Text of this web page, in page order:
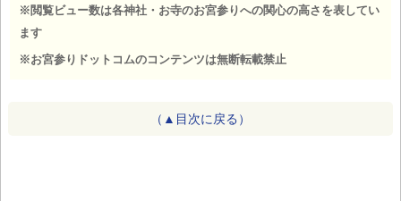
※閲覧ビュー数は各神社・お寺のお宮参りへの関心の高さを表してい
ます
※お宮参りドットコムのコンテンツは無断転載禁止
（▲目次に戻る）